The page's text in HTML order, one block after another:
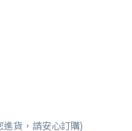
貨，請安心訂購)